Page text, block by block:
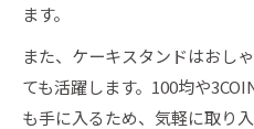
ます。
また、ケーキスタンドはおし
ても活躍します。100均や
も手に入るため、気軽に取り